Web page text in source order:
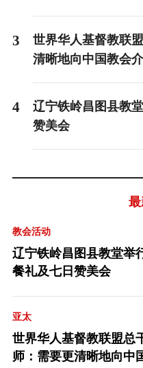
3
世界华人基督教联
清晰地向中国教会
4
辽宁铁岭昌图县教
赞美会
教会活动
辽宁铁岭昌图县教堂举
餐礼及七日赞美会
亚太
世界华人基督教联盟总
师：需要更清晰地向中